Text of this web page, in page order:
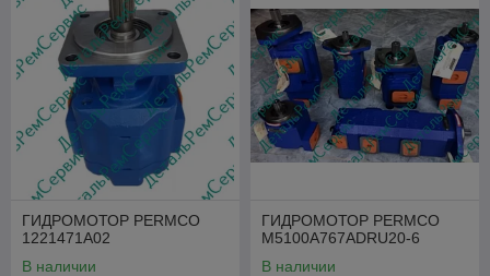
ГИДРОМОТОР PERMCO
1221471A02
В наличии
ГИДРОМОТОР PERMCO
M5100A767ADRU20-6
В наличии